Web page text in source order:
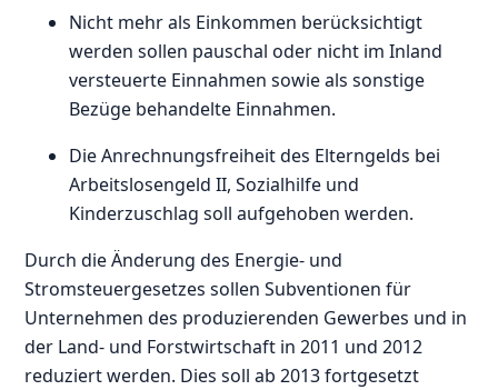
Nicht mehr als Einkommen berücksichtigt
werden sollen pauschal oder nicht im Inland
versteuerte Einnahmen sowie als sonstige
Bezüge behandelte Einnahmen.
Die Anrechnungsfreiheit des Elterngelds bei
Arbeitslosengeld II, Sozialhilfe und
Kinderzuschlag soll aufgehoben werden.
Durch die Änderung des Energie- und
Stromsteuergesetzes sollen Subventionen für
Unternehmen des produzierenden Gewerbes und in
der Land- und Forstwirtschaft in 2011 und 2012
reduziert werden. Dies soll ab 2013 fortgesetzt